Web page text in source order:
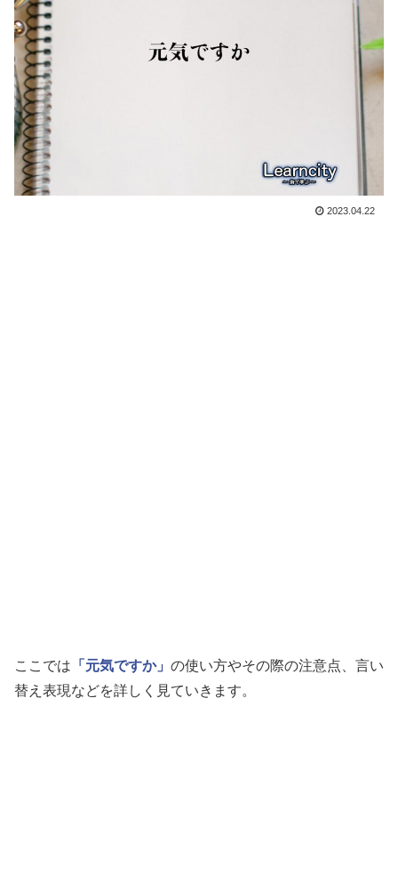
2023.04.22
ここでは 「元気ですか」 の使い方やその際の注意点、言い
替え表現などを詳しく見ていきます。